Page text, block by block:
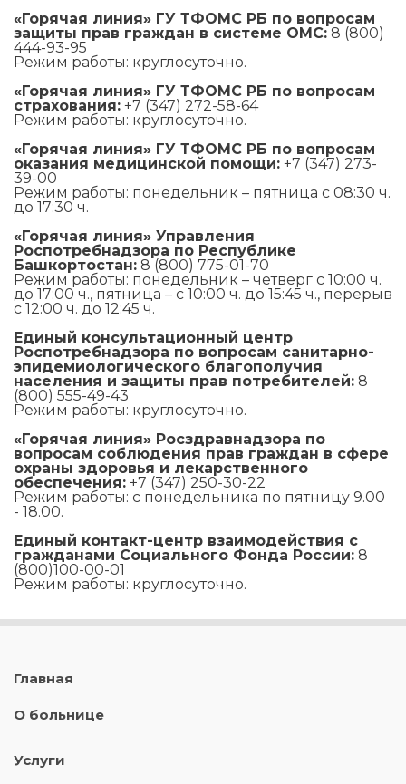
«Горячая линия» ГУ ТФОМС РБ по вопросам
защиты прав граждан в системе ОМС: 8 (800)
444-93-95
Режим работы: круглосуточно.
«Горячая линия» ГУ ТФОМС РБ по вопросам
страхования: +7 (347) 272-58-64
Режим работы: круглосуточно.
«Горячая линия» ГУ ТФОМС РБ по вопросам
оказания медицинской помощи: +7 (347) 273-
39-00
Режим работы: понедельник – пятница с 08:30 ч.
до 17:30 ч.
«Горячая линия» Управления
Роспотребнадзора по Республике
Башкортостан: 8 (800) 775-01-70
Режим работы: понедельник – четверг с 10:00 ч.
до 17:00 ч., пятница – с 10:00 ч. до 15:45 ч., перерыв
с 12:00 ч. до 12:45 ч.
Единый консультационный центр
Роспотребнадзора по вопросам санитарно-
эпидемиологического благополучия
населения и защиты прав потребителей: 8
(800) 555-49-43
Режим работы: круглосуточно.
«Горячая линия» Росздравнадзора по
вопросам соблюдения прав граждан в сфере
охраны здоровья и лекарственного
обеспечения: +7 (347) 250-30-22
Режим работы: с понедельника по пятницу 9.00
- 18.00.
Единый контакт-центр взаимодействия с
гражданами Социального Фонда России: 8
(800)100-00-01
Режим работы: круглосуточно.
Главная
О больнице
Услуги